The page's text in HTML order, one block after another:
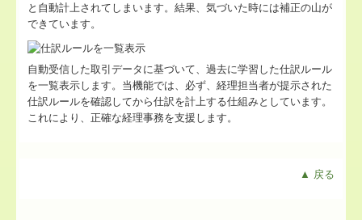
と自動計上されてしまいます。結果、気づいた時には補正の山が
できています。
自動受信した取引データに基づいて、過去に学習した仕訳ルール
を一覧表示します。当機能では、必ず、経理担当者が提示された
仕訳ルールを確認してから仕訳を計上する仕組みとしています。
これにより、正確な経理事務を支援します。
▲ 戻る